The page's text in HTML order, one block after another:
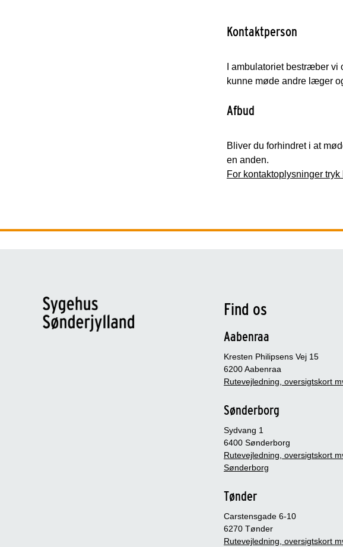
Kontaktperson
I ambulatoriet bestræber
kunne møde andre læger
Afbud
Bliver du forhindret i at
en anden.
For kontaktoplysninger tryk
Find os
Aabenraa
Kresten Philipsens Vej 15
6200 Aabenraa
Rutevejledning, oversigtskort
Sønderborg
Sydvang 1
6400 Sønderborg
Rutevejledning, oversigtskort
Sønderborg
Tønder
Carstensgade 6-10
6270 Tønder
Rutevejledning, oversigtskort